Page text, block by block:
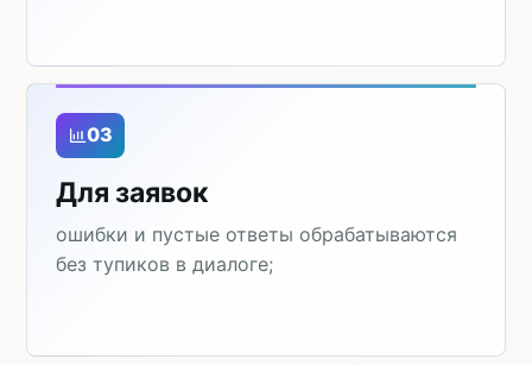
03
Для заявок
ошибки и пустые ответы обрабатываются
без тупиков в диалоге;